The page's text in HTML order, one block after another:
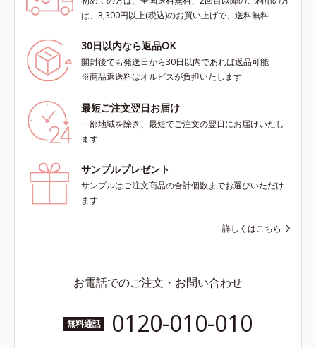
は、3,300円以上(税込)のお買い上げで、送料無料
30日以内なら返品OK
開封後でも発送日から30日以内であれば返品可能
※商品返送料はオルビスが負担いたします
最短ご注文翌日お届け
一部地域を除き、最短でご注文の翌日にお届けいたし
ます
サンプルプレゼント
サンプルはご注文商品の合計個数までお選びいただけ
ます
詳しくはこちら
お電話でのご注文・お問い合わせ
無料通話 0120-010-010